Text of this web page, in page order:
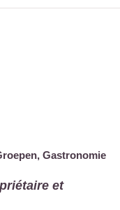
Gastronomie
et